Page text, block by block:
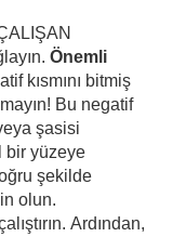
Önemli
kısmını bitmiş
Bu negatif
şasisi
bir yüzeye
şekilde
olun.
Ardından,